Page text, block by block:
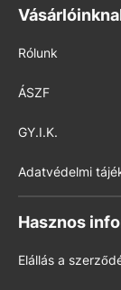
Rólunk
ÁSZF
GY.I.K.
Adatvédelmi
Hasznos
Elállás a